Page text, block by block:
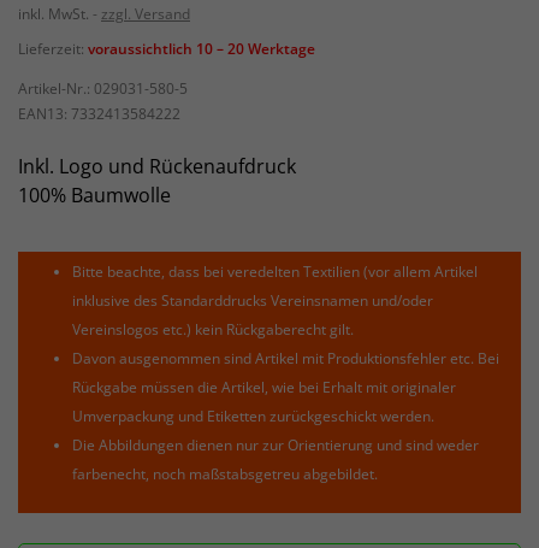
inkl. MwSt.
zzgl. Versand
Lieferzeit: voraussichtlich 10 – 20 Werktage
Artikel-Nr.: 029031-580-5
EAN13: 7332413584222
Inkl. Logo und Rückenaufdruck
100% Baumwolle
Bitte beachte, dass bei veredelten Textilien (vor allem Artikel
inklusive des Standarddrucks Vereinsnamen und/oder
Vereinslogos etc.) kein Rückgaberecht gilt.
Davon ausgenommen sind Artikel mit Produktionsfehler etc. Bei
Rückgabe müssen die Artikel, wie bei Erhalt mit originaler
Umverpackung und Etiketten zurückgeschickt werden.
Die Abbildungen dienen nur zur Orientierung und sind weder
farbenecht, noch maßstabsgetreu abgebildet.